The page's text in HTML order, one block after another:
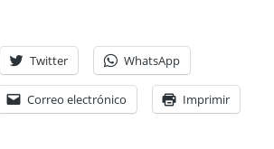
Twitter WhatsApp
Correo electrónico Imprimir